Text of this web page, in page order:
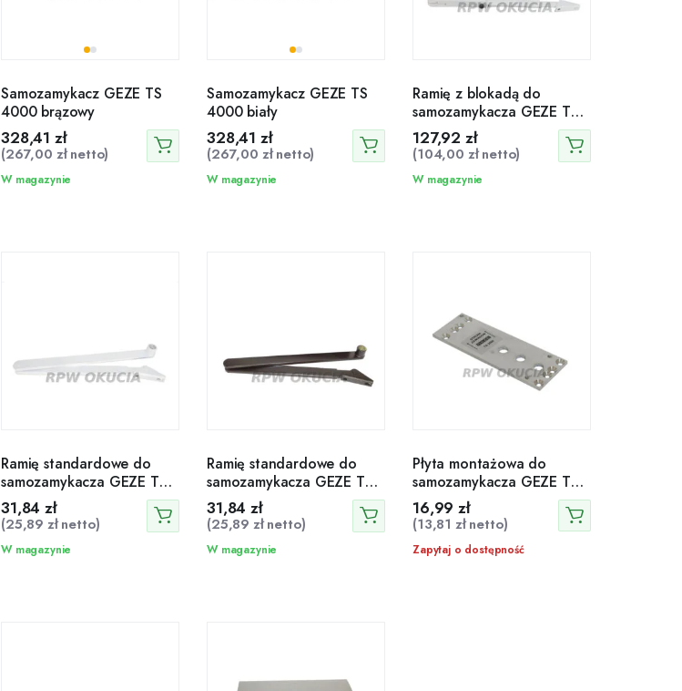
Samozamykacz GEZE TS
4000 brązowy
328,41 zł
(267,00 złnetto)
W magazynie
Samozamykacz GEZE TS
4000 biały
328,41 zł
(267,00 złnetto)
W magazynie
Ramię z blokadą do
samozamykacza GEZE TS
2000 i TS 4000 białe
127,92 zł
(104,00 złnetto)
W magazynie
Ramię standardowe do
samozamykacza GEZE TS
2000 i TS 4000 białe
31,84zł
(25,89 złnetto)
W magazynie
Ramię standardowe do
samozamykacza GEZE TS
2000 i TS 4000 brązowe
31,84zł
(25,89 złnetto)
W magazynie
Płyta montażowa do
samozamykacza GEZE TS
2000V
16,99zł
(13,81 złnetto)
Zapytaj o dostępność